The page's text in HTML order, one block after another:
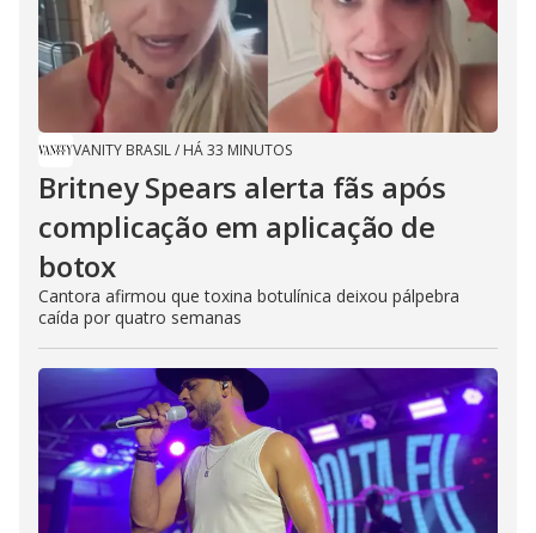
VANITY BRASIL/ HÁ 33 MINUTOS
Britney Spears alerta fãs após
complicação em aplicação de
botox
Cantora afirmou que toxina botulínica deixou pálpebra
caída por quatro semanas